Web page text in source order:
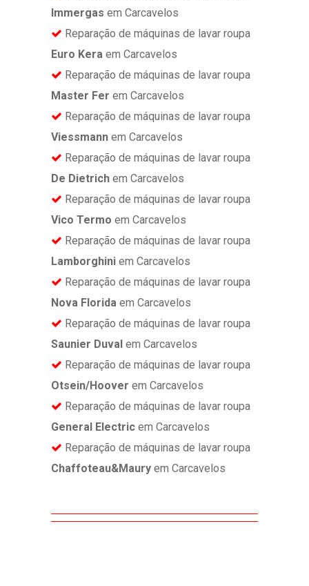
Immergas em Carcavelos
Reparação de máquinas de lavar roupa
Euro Kera em Carcavelos
Reparação de máquinas de lavar roupa
Master Fer em Carcavelos
Reparação de máquinas de lavar roupa
Viessmann em Carcavelos
Reparação de máquinas de lavar roupa
De Dietrich em Carcavelos
Reparação de máquinas de lavar roupa
Vico Termo em Carcavelos
Reparação de máquinas de lavar roupa
Lamborghini em Carcavelos
Reparação de máquinas de lavar roupa
Nova Florida em Carcavelos
Reparação de máquinas de lavar roupa
Saunier Duval em Carcavelos
Reparação de máquinas de lavar roupa
Otsein/Hoover em Carcavelos
Reparação de máquinas de lavar roupa
General Electric em Carcavelos
Reparação de máquinas de lavar roupa
Chaffoteau&Maury em Carcavelos